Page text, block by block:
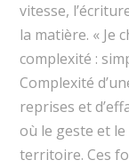
vitesse,
la matière. « Je
complexité :
Complexité
reprises et
où le geste et
territoire. Ces